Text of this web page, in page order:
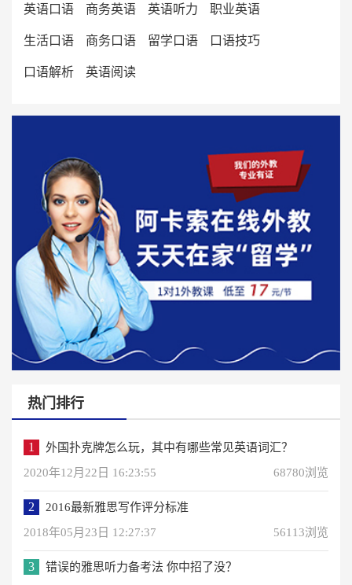
英语口语 商务英语 英语听力 职业英语
生活口语 商务口语 留学口语 口语技巧
口语解析 英语阅读
热门排行
1
外国扑克牌怎么玩，其中有哪些常见英语词汇？
2020年12月22日 16:23:55
68780浏览
2
2016最新雅思写作评分标准
2018年05月23日 12:27:37
56113浏览
3
错误的雅思听力备考法 你中招了没？